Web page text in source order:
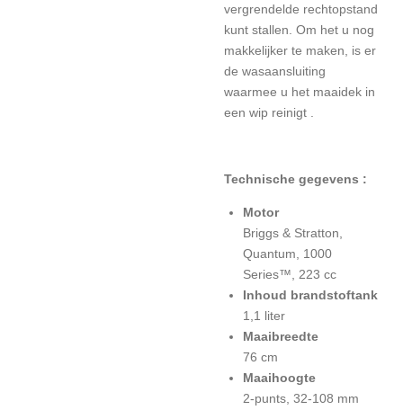
vergrendelde rechtopstand
kunt stallen. Om het u nog
makkelijker te maken, is er
de wasaansluiting
waarmee u het maaidek in
een wip reinigt .
Technische gegevens :
Motor
Briggs & Stratton,
Quantum, 1000
Series™, 223 cc
Inhoud brandstoftank
1,1 liter
Maaibreedte
76 cm
Maaihoogte
2-punts, 32-108 mm